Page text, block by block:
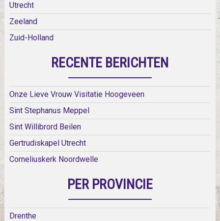
Utrecht
Zeeland
Zuid-Holland
RECENTE BERICHTEN
Onze Lieve Vrouw Visitatie Hoogeveen
Sint Stephanus Meppel
Sint Willibrord Beilen
Gertrudiskapel Utrecht
Corneliuskerk Noordwelle
PER PROVINCIE
Drenthe